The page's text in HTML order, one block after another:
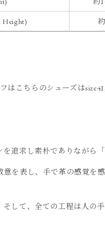
Height)
はこちらのシューズは
追求し素朴でありながら「
を表し、手で革の感覚を
して、全ての工程は人の